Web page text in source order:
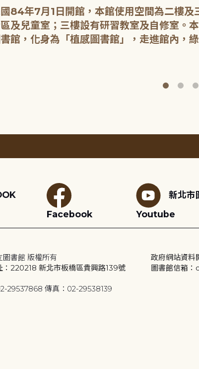
84年7月1日開館，本館使用空間為二樓
及兒童室；三樓設有研習教室及自修室。
館，化身為「植感圖書館」，走進館內，
Facebook
新北市
Youtube
圖書館 版權所有
：220218 新北市板橋區貴興路139號
29537868 傳真：02-29538139
政府網站資料
圖書館信箱